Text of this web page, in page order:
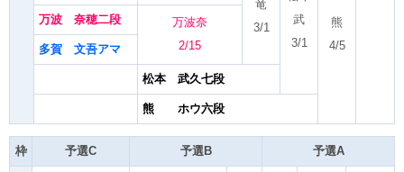
竜
3/1
武
3/1
熊
4/5
万波 奈穂二段
万波奈
2/15
多賀 文吾アマ
松本 武久七段
熊 ホウ六段
枠 予選C 予選B 予選A